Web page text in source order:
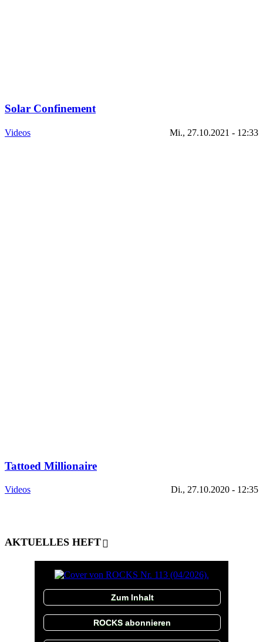
Solar Confinement
Videos Mi., 27.10.2021 - 12:33
Tattoed Millionaire
Videos Di., 27.10.2020 - 12:35
AKTUELLES HEFT
Zum Inhalt
ROCKS abonnieren